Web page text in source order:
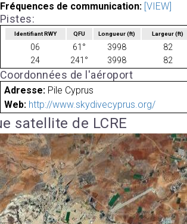
Fréquences de communication: [VIEW]
Pistes:
Identifiant RWY QFU Longueur(ft) Largeur(ft)
06 61° 3998 82
24
241° 3998 82
Coordonnées de l'aéroport
Adresse: Pile Cyprus
Web: http://www.skydivecyprus.org/
satellite de LCRE